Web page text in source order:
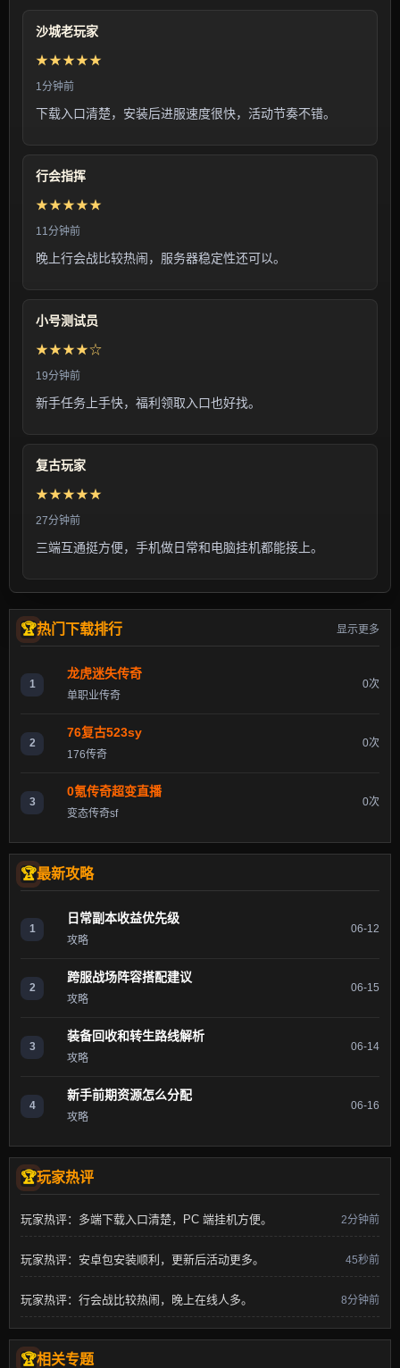
沙城老玩家
★★★★★
1分钟前
下载入口清楚，安装后进服速度很快，活动节奏不错。
行会指挥
★★★★★
11分钟前
晚上行会战比较热闹，服务器稳定性还可以。
小号测试员
★★★★☆
19分钟前
新手任务上手快，福利领取入口也好找。
复古玩家
★★★★★
27分钟前
三端互通挺方便，手机做日常和电脑挂机都能接上。
热门下载排行 显示更多
1
龙虎迷失传奇
单职业传奇
0次
2
76复古523sy
176传奇
0次
3
0氪传奇超变直播
变态传奇sf
0次
最新攻略
1
日常副本收益优先级
攻略
06-12
2
跨服战场阵容搭配建议
攻略
06-15
3
装备回收和转生路线解析
攻略
06-14
4
新手前期资源怎么分配
攻略
06-16
玩家热评
玩家热评：多端下载入口清楚，PC 端挂机方便。 2分钟前
玩家热评：安卓包安装顺利，更新后活动更多。 45秒前
玩家热评：行会战比较热闹，晚上在线人多。 8分钟前
相关专题